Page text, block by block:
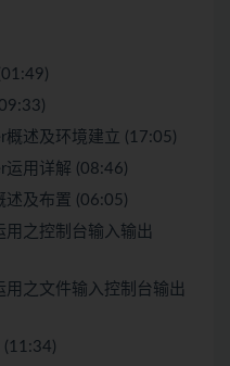
概述及环境建立 (17:05)
运用详解 (08:46)
述及布置 (06:05)
用之控制台输入输出
用之文件输入控制台输出
(11:34)